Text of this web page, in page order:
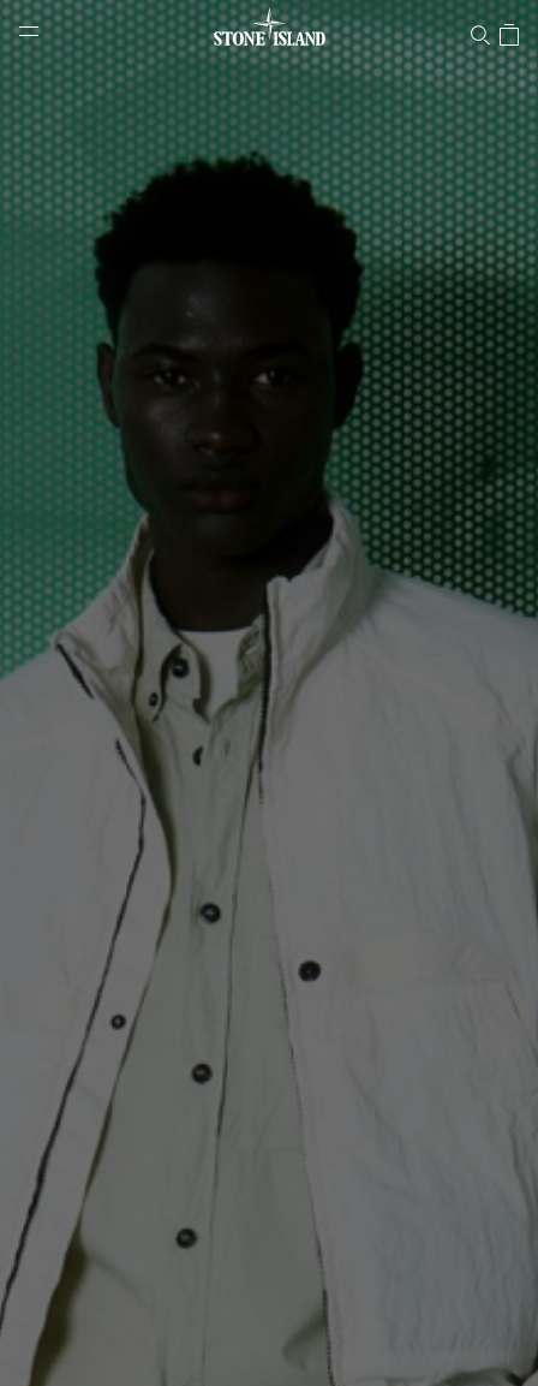
Stone Island Online Store
NAVIGATION.ARIA.GOTOMAINCONTENT
LABEL.SHOPPINGCOUNTRY ÖSTERREICH